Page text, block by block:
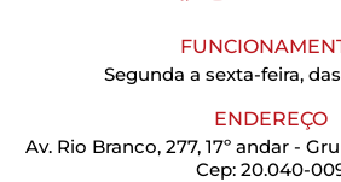
Segunda a sexta-feira,
ENDEREÇO
Av. Rio Branco, 277, 17º andar -
Cep: 20.040-